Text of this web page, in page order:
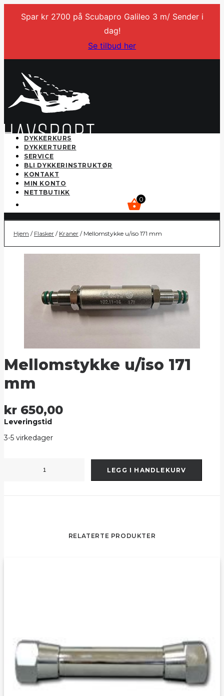
Spar kr 2700 på Scubapro Galileo 3 m/ Sender i
dag!
Se tilbud her
DYKKERKURS
DYKKERTURER
SERVICE
BLI DYKKERINSTRUKTØR
KONTAKT
MIN KONTO
NETTBUTIKK
0
Hjem / Flasker / Kraner / Mellomstykke u/iso 171 mm
Mellomstykke u/iso 171
mm
kr 650,00
Leveringstid
3-5 virkedager
LEGG I HANDLEKURV
RELATERTE PRODUKTER